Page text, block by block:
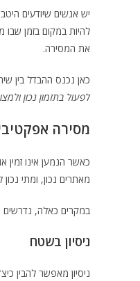
יש אנשים שיודעים
להיות במקום בזמן שבו
את המסירה.
כאן נכנס ההבדל בין
לפעול בתזמון נכון
מסירה
כאשר הנמען אינו
מאתרים נכון, ומתי נכון
במקרים כאלה, נדרשים
ניסיון בשטח
ניסיון מאפשר להבין